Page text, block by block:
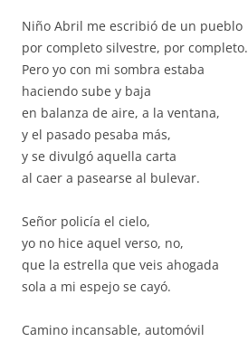
Niño Abril me escribió de un pueblo
por completo silvestre, por completo.
Pero yo con mi sombra estaba
haciendo sube y baja
en balanza de aire, a la ventana,
y el pasado pesaba más,
y se divulgó aquella carta
al caer a pasearse al bulevar.
Señor policía el cielo,
yo no hice aquel verso, no,
que la estrella que veis ahogada
sola a mi espejo se cayó.
Camino incansable, automóvil